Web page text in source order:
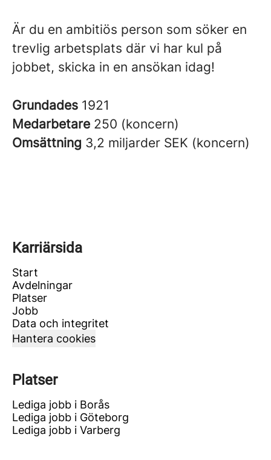
Är du en ambitiös person som söker en
trevlig arbetsplats där vi har kul på
jobbet, skicka in en ansökan idag!
Grundades 1921
Medarbetare 250 (koncern)
Omsättning 3,2 miljarder SEK (koncern)
Karriärsida
Start
Avdelningar
Platser
Jobb
Data och integritet
Hantera cookies
Platser
Lediga jobb i Borås
Lediga jobb i Göteborg
Lediga jobb i Varberg